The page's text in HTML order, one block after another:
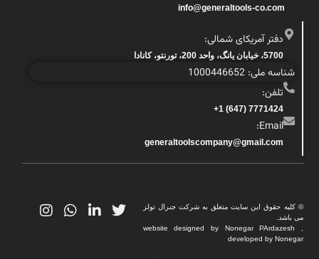
info@generaltools-co.com
دفتر آمریکای شمالی:
5700، خیابان یانگ، واحد 200، تورنتو، کانادا
شناسه ملی: 1000446652
تلفن:
7771424 (647) 1+
Email:
generaltoolscompany@gmail.com
© کلیه حقوق این سایت متعلق به شرکت جنرال تولز
می باشد.
website designed by Nonegar PArdazesh ,
developed by Nonegar